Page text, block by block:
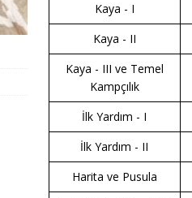
Kaya - I
Kaya - II
Kaya - III ve Temel
Kampçılık
İlk Yardım - I
İlk Yardım - II
Harita ve Pusula